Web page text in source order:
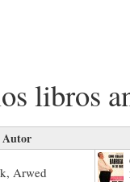
libros
Autor
Arwed